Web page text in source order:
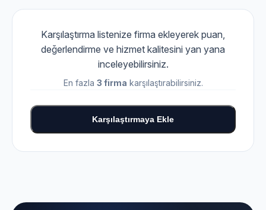
Karşılaştırma listenize firma ekleyerek puan,
değerlendirme ve hizmet kalitesini yan yana
inceleyebilirsiniz.
En fazla 3 firma karşılaştırabilirsiniz.
Karşılaştırmaya Ekle